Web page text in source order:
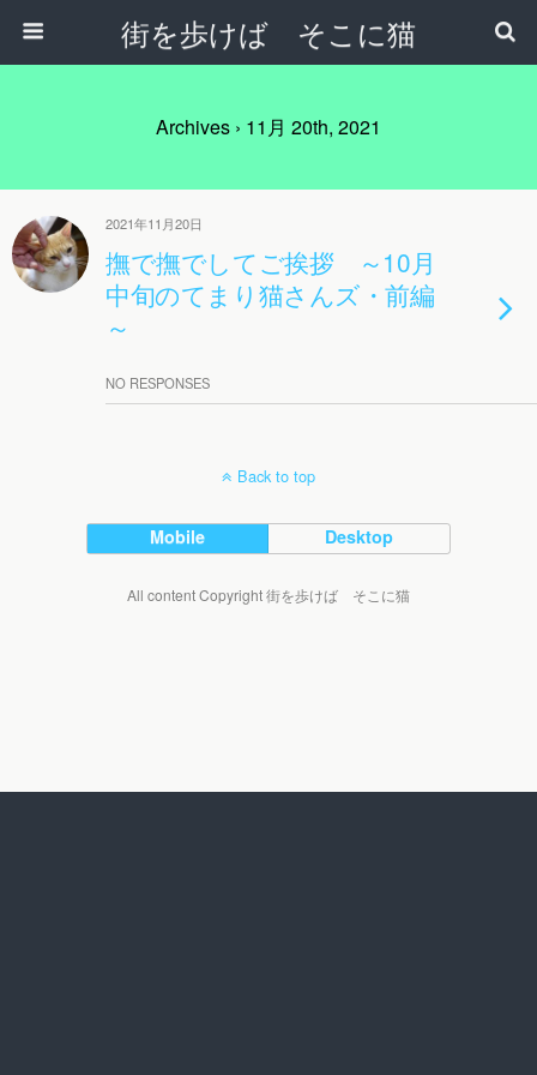
街を歩けば そこに猫
Archives › 11月 20th, 2021
2021年11月20日
撫で撫でしてご挨拶 ～10月
中旬のてまり猫さんズ・前編
～
NO RESPONSES
Back to top
Mobile Desktop
All content Copyright 街を歩けば そこに猫